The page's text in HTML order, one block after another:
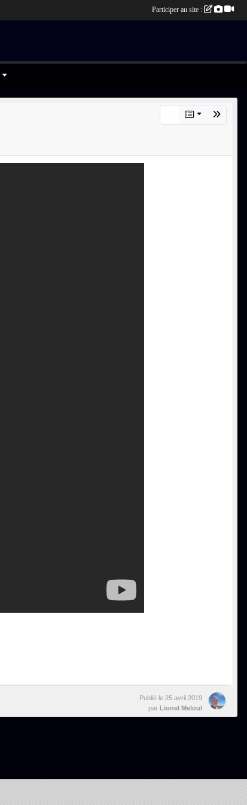
Publié le 25 avril 2019
par Lionel Meloul
Participer au site :